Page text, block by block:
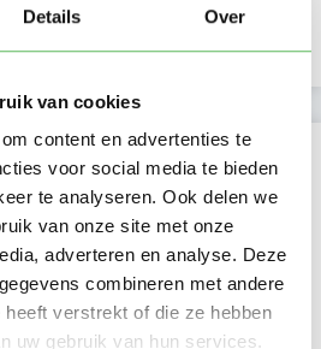
Details Over
van cookies
content en advertenties te
voor social media te bieden
te analyseren. Ook delen we
van onze site met onze
adverteren en analyse. Deze
combineren met andere
verstrekt of die ze hebben
uw gebruik van hun services.
28-06-2026
12-07-2018
08-10-2019